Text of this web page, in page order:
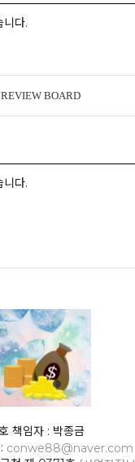
니다.
REVIEW BOARD
니다.
책임자 : 박종금
conwe88@naver.com